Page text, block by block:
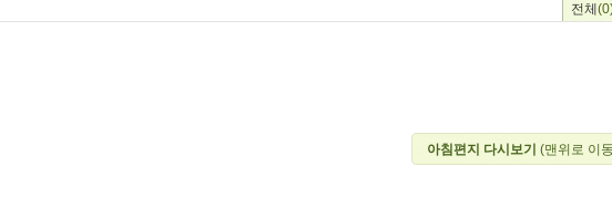
전체
아침편지 다시보기 (맨위로 이